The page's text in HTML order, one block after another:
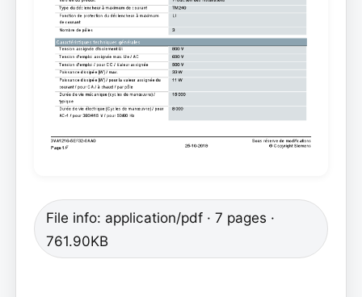
File info: application/pdf · 7 pages ·
761.90KB